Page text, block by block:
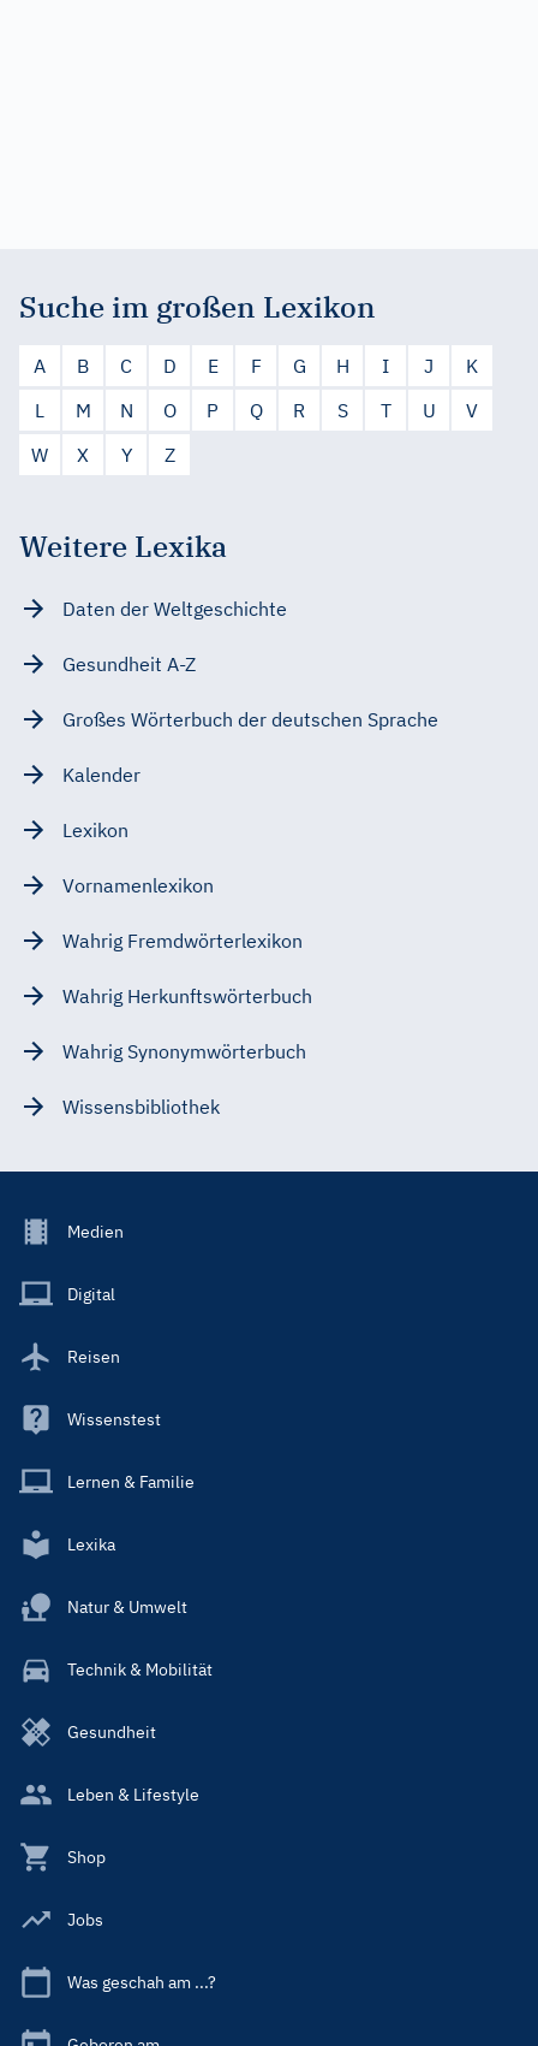
Suche im großen Lexikon
A B C D E F G H I J
K
L
M N O P Q R S T U
V
W
X Y Z
Weitere Lexika
Daten der Weltgeschichte
Gesundheit A-Z
Großes Wörterbuch der deutschen Sprache
Kalender
Lexikon
Vornamenlexikon
Wahrig Fremdwörterlexikon
Wahrig Herkunftswörterbuch
Wahrig Synonymwörterbuch
Wissensbibliothek
Footer
Main
Medien
Digital
Reisen
Wissenstest
Lernen & Familie
Lexika
Natur & Umwelt
Technik & Mobilität
Gesundheit
Leben & Lifestyle
Shop
Jobs
Was geschah am ...?